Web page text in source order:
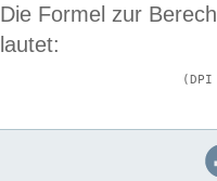
Die Formel zur
lautet: